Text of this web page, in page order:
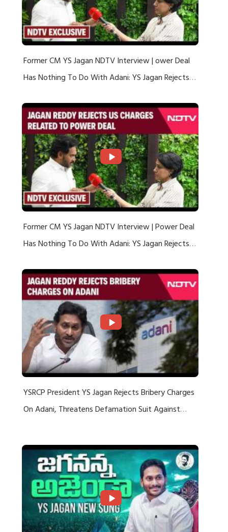
Former CM YS Jagan NDTV Interview | ower Deal
Has Nothing To Do With Adani: YS Jagan Rejects
Former CM YS Jagan NDTV Interview | Power Deal
Has Nothing To Do With Adani: YS Jagan Rejects
YSRCP President YS Jagan Rejects Bribery Charges
On Adani, Threatens Defamation Suit Against